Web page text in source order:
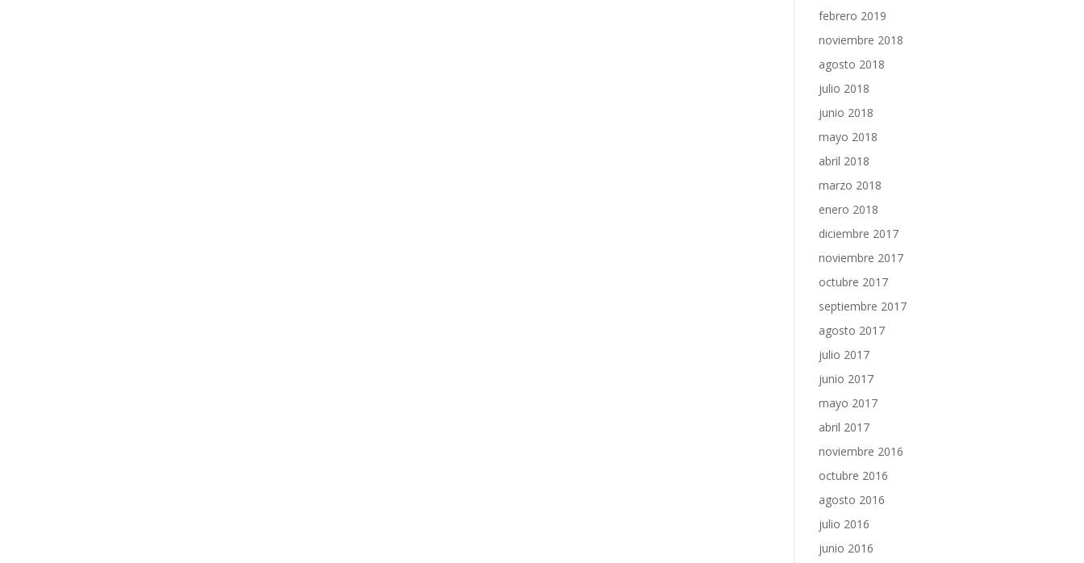
febrero 2019
noviembre 2018
agosto 2018
julio 2018
junio 2018
mayo 2018
abril 2018
marzo 2018
enero 2018
diciembre 2017
noviembre 2017
octubre 2017
septiembre 2017
agosto 2017
julio 2017
junio 2017
mayo 2017
abril 2017
noviembre 2016
octubre 2016
agosto 2016
julio 2016
junio 2016